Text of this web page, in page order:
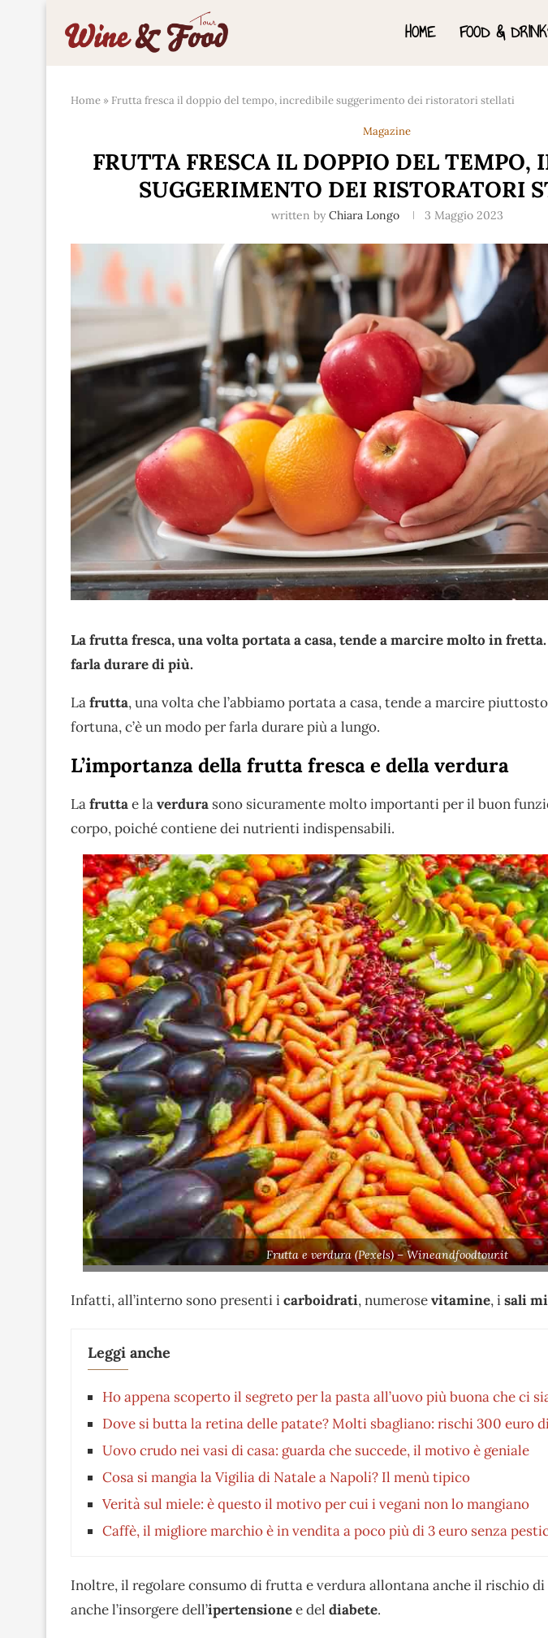
HOME FOOD &
Home » Frutta fresca il doppio del tempo, incredibile suggerimento dei ristoratori stellati
Magazine
FRUTTA FRESCA IL DOPPIO DEL TEMPO,
SUGGERIMENTO DEI RISTORATORI
written by Chiara Longo 3 Maggio 2023
La frutta fresca, una volta portata a casa, tende a marcire molto in
farla durare di più.
Lafrutta, una volta che l’abbiamo portata a casa, tende a marcire
fortuna, c’è un modo per farla durare più a lungo.
L’importanza della frutta fresca e della verdura
Lafruttae laverdura sono sicuramente molto importanti per il buon
corpo, poiché contiene dei nutrienti indispensabili.
Frutta e verdura (Pexels) – Wineandfoodtour.it
Infatti, all’interno sono presenti icarboidrati, numerosevitamine, isali
Leggi anche
Ho appena scoperto il segreto per la pasta all’uovo più buona che ci
Dove si butta la retina delle patate? Molti sbagliano: rischi 300 euro
Uovo crudo nei vasi di casa: guarda che succede, il motivo è geniale
Cosa si mangia la Vigilia di Natale a Napoli? Il menù tipico
Verità sul miele: è questo il motivo per cui i vegani non lo mangiano
Caffè, il migliore marchio è in vendita a poco più di 3 euro senza
Inoltre, il regolare consumo di frutta e verdura allontana anche il rischio di
anche l’insorgere dell’ipertensionee del diabete.